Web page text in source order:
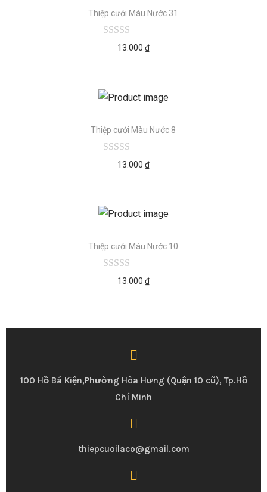
Thiệp cưới Màu Nước 31
13.000 ₫
Thiệp cưới Màu Nước 8
13.000 ₫
Thiệp cưới Màu Nước 10
13.000 ₫
100 Hồ Bá Kiện,Phường Hòa Hưng (Quận 10 cũ), Tp.Hồ
Chí Minh
thiepcuoilaco@gmail.com